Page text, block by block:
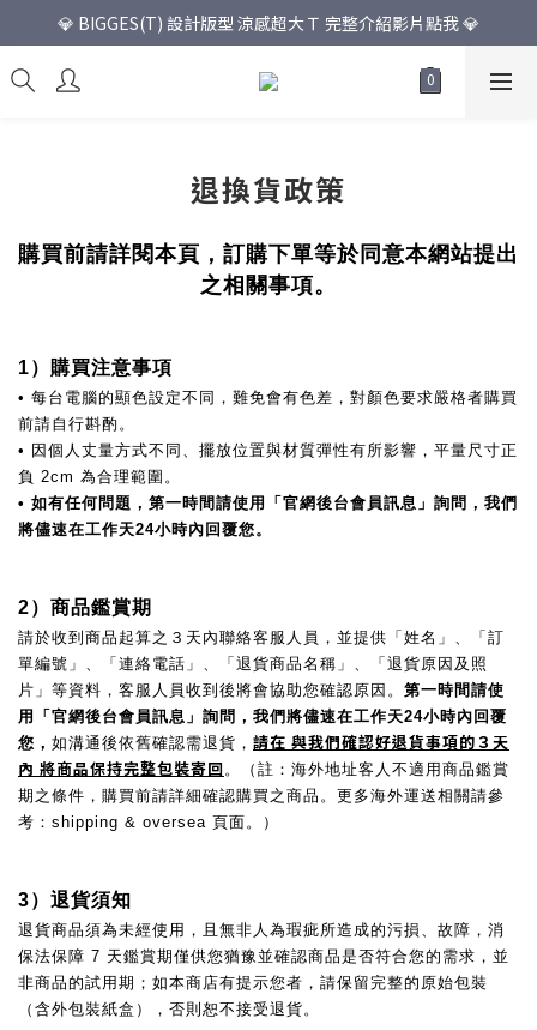
💎 BIGGES(T) 設計版型 涼感超大Ｔ 完整介紹影片點我 💎
退換貨政策
購買前請詳閱本頁，訂購下單等於同意本網站提出
之相關事項。
1）購買注意事項
• 每台電腦的顯色設定不同，難免會有色差，對顏色要求嚴格者購買
前請自行斟酌。
• 因個人丈量方式不同、擺放位置與材質彈性有所影響，平量尺寸正
負 2cm 為合理範圍。
• 如有任何問題，第一時間請使用「官網後台會員訊息」詢問，我們
將儘速在工作天24小時內 回覆您。
2）商品鑑賞期
請於收到商品起算之３天內聯絡客服人員， 並提供「姓名」、「訂
單編號」、「連絡電話」、「退貨商品名稱」、「退貨原因及照
片」等資料，客服人員收到後將會協助您確認原因。 第一時間請使
用「官網後台會員訊息」詢問，我們將儘速在工作天24小時內回覆
您， 如溝通後依舊確認需退貨， 請在 與我們確認好退貨事項的３天
內 將商品保持完整包裝寄回。（註：海外地址客人不適用商品鑑賞
期之條件，購買前請詳細確認購買之商品。更多海外運送相關請參
考：shipping & oversea 頁面。）
3）退貨須知
退貨商品須為未經使用，且無非人為瑕疵所造成的污損、故障，消
保法保障 7 天鑑賞期僅供您猶豫並確認商品是否符合您的需求，並
非商品的試用期；如本商店有提示您者，請保留完整的原始包裝
（含外包裝紙盒），否則恕不接受退貨。